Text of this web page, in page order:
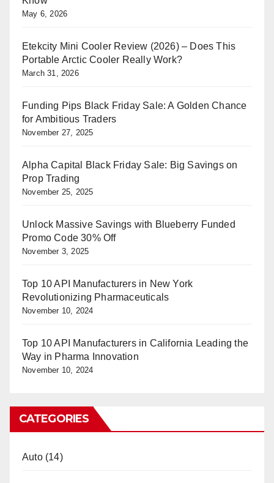
May 6, 2026
Etekcity Mini Cooler Review (2026) – Does This
Portable Arctic Cooler Really Work?
March 31, 2026
Funding Pips Black Friday Sale: A Golden Chance
for Ambitious Traders
November 27, 2025
Alpha Capital Black Friday Sale: Big Savings on
Prop Trading
November 25, 2025
Unlock Massive Savings with Blueberry Funded
Promo Code 30% Off
November 3, 2025
Top 10 API Manufacturers in New York
Revolutionizing Pharmaceuticals
November 10, 2024
Top 10 API Manufacturers in California Leading the
Way in Pharma Innovation
November 10, 2024
CATEGORIES
Auto(14)